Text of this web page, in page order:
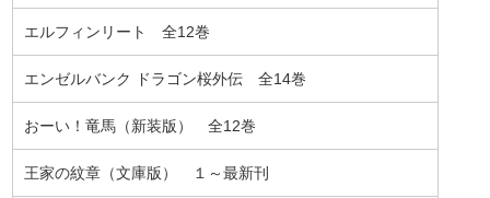
エルフィンリート 全12巻
エンゼルバンク ドラゴン桜外伝 全14巻
おーい！竜馬（新装版） 全12巻
王家の紋章（文庫版） １～最新刊